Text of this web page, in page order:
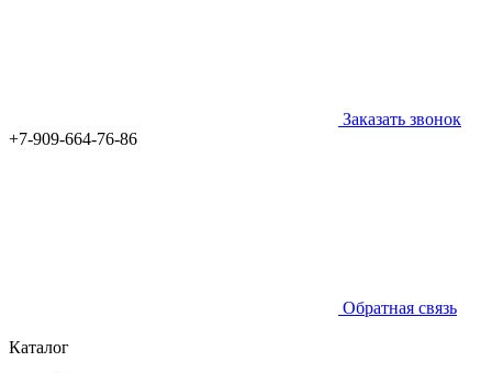
Заказать звонок
+7-909-664-76-86
Обратная связь
Каталог